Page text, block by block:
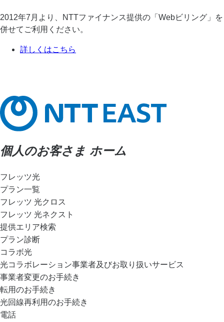
2012年7月より、NTTファイナンス提供の「Webビリング」を
併せてご利用ください。
詳しくはこちら
個人のお客さま ホーム
フレッツ光
プラン一覧
フレッツ 光クロス
フレッツ 光ネクスト
提供エリア検索
プラン診断
コラボ光
光コラボレーション事業者及びお取り扱いサービス
事業者変更のお手続き
転用のお手続き
光回線再利用のお手続き
電話